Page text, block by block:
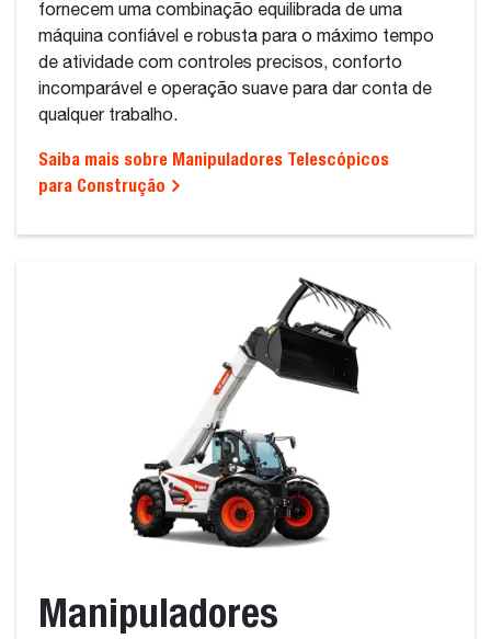
fornecem uma combinação equilibrada de uma
máquina confiável e robusta para o máximo tempo
de atividade com controles precisos, conforto
incomparável e operação suave para dar conta de
qualquer trabalho.
Saiba mais sobre Manipuladores Telescópicos
para Construção
Manipuladores